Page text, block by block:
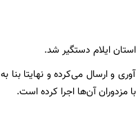
و ارسال می‌کرده و نهایتا بنا به
آن‌ها اجرا کرده است.